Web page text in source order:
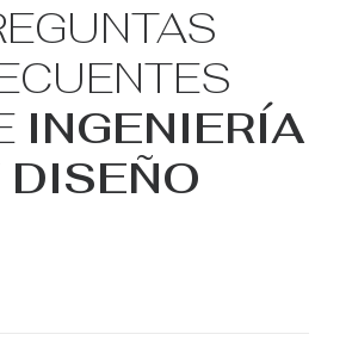
INGENIERÍA
DISEÑO